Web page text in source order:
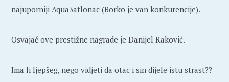
najuporniji Aqua3atlonac (Borko je van konkurencije).
Osvajač ove prestižne nagrade je Danijel Raković.
Ima li ljepšeg, nego vidjeti da otac i sin dijele istu strast??